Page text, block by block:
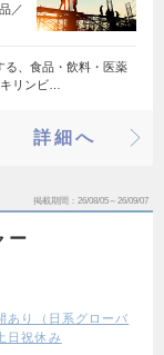
／
る、食品・飲料・医薬
リンビ…
詳細へ
掲載期間 26/08/05～26/09/07
ー
あり（日系グローバ
日祝休み